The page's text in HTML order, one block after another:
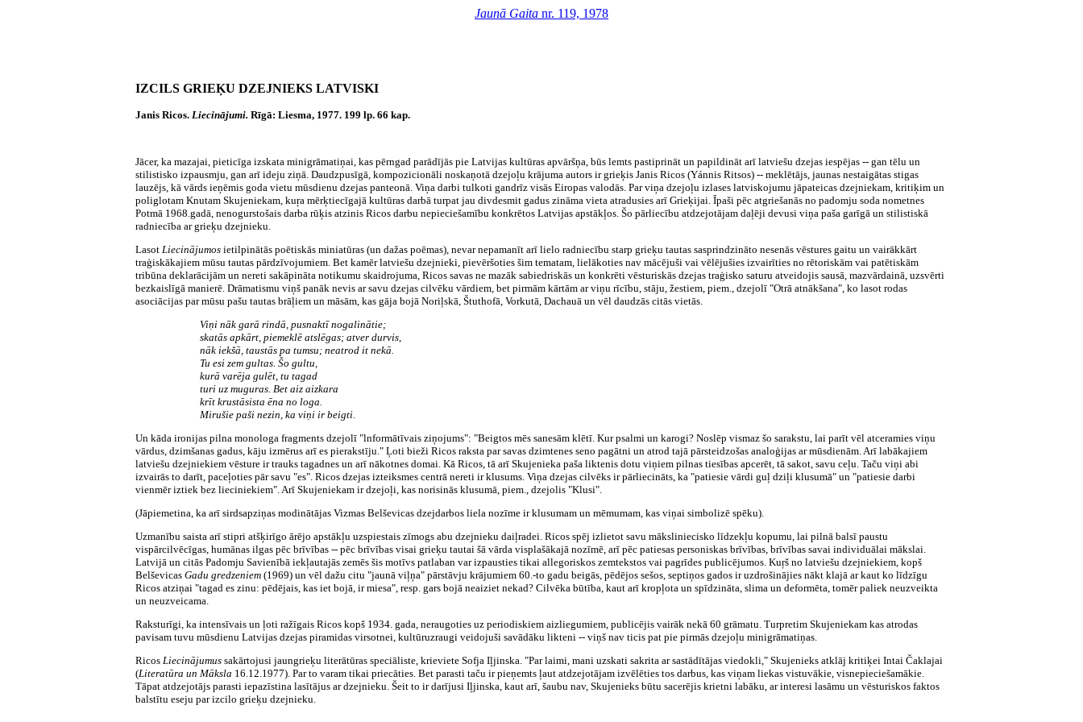
Jaunā Gaita nr. 119, 1978
IZCILS GRIEĶU DZEJNIEKS LATVISKI
Janis Ricos. Liecinājumi. Rīgā: Liesma, 1977. 199 lp. 66 kap.
Jācer, ka mazajai, pieticīga izskata minigrāmatiņai, kas pērngad parādījās pie Latvijas kultūras apvāršņa, būs lemts pastiprināt un papildināt arī latviešu dzejas iespējas -- gan tēlu un
stilistisko izpausmju, gan arī ideju ziņā. Daudzpusīgā, kompozicionāli noskaņotā dzejoļu krājuma autors ir grieķis Janis Ricos (Yánnis Ritsos) -- meklētājs, jaunas nestaigātas stigas
lauzējs, kā vārds ieņēmis goda vietu mūsdienu dzejas panteonā. Viņa darbi tulkoti gandrīz visās Eiropas valodās. Par viņa dzejoļu izlases latviskojumu jāpateicas dzejniekam, kritiķim un
poliglotam Knutam Skujeniekam, kuŗa mērķtiecīgajā kultūras darbā turpat jau divdesmit gadus zināma vieta atradusies arī Grieķijai. Īpaši pēc atgriešanās no padomju soda nometnes
Potmā 1968.gadā, nenogurstošais darba rūķis atzinis Ricos darbu nepieciešamību konkrētos Latvijas apstākļos. Šo pārliecību atdzejotājam daļēji devusi viņa paša garīgā un stilistiskā
radniecība ar grieķu dzejnieku.
Lasot Liecinājumos ietilpinātās poētiskās miniatūras (un dažas poēmas), nevar nepamanīt arī lielo radniecību starp grieķu tautas sasprindzināto nesenās vēstures gaitu un vairākkārt
traģiskākajiem mūsu tautas pārdzīvojumiem. Bet kamēr latviešu dzejnieki, pievēršoties šim tematam, lielākoties nav mācējuši vai vēlējušies izvairīties no rētoriskām vai patētiskām
tribūna deklarācijām un nereti sakāpināta notikumu skaidrojuma, Ricos savas ne mazāk sabiedriskās un konkrēti vēsturiskās dzejas traģisko saturu atveidojis sausā, mazvārdainā, uzsvērti
bezkaislīgā manierē. Drāmatismu viņš panāk nevis ar savu dzejas cilvēku vārdiem, bet pirmām kārtām ar viņu rīcību, stāju, žestiem, piem., dzejolī "Otrā atnākšana", ko lasot rodas
asociācijas par mūsu pašu tautas brāļiem un māsām, kas gāja bojā Noriļskā, Štuthofā, Vorkutā, Dachauā un vēl daudzās citās vietās.
Viņi nāk garā rindā, pusnaktī nogalinātie;
skatās apkārt, piemeklē atslēgas; atver durvis,
nāk iekšā, taustās pa tumsu; neatrod it nekā.
Tu esi zem gultas. Šo gultu,
kurā varēja gulēt, tu tagad
turi uz muguras. Bet aiz aizkara
krīt krustāsista ēna no loga.
Mirušie paši nezin, ka viņi ir beigti.
Un kāda ironijas pilna monologa fragments dzejolī "lnformātīvais ziņojums": "Beigtos mēs sanesām klētī. Kur psalmi un karogi? Noslēp vismaz šo sarakstu, lai parīt vēl atceramies viņu
vārdus, dzimšanas gadus, kāju izmērus arī es pierakstīju." Ļoti bieži Ricos raksta par savas dzimtenes seno pagātni un atrod tajā pārsteidzošas analoģijas ar mūsdienām. Arī labākajiem
latviešu dzejniekiem vēsture ir trauks tagadnes un arī nākotnes domai. Kā Ricos, tā arī Skujenieka paša liktenis dotu viņiem pilnas tiesības apcerēt, tā sakot, savu ceļu. Taču viņi abi
izvairās to darīt, paceļoties pār savu "es". Ricos dzejas izteiksmes centrā nereti ir klusums. Viņa dzejas cilvēks ir pārliecināts, ka "patiesie vārdi guļ dziļi klusumā" un "patiesie darbi
vienmēr iztiek bez lieciniekiem". Arī Skujeniekam ir dzejoļi, kas norisinās klusumā, piem., dzejolis "Klusi".
(Jāpiemetina, ka arī sirdsapziņas modinātājas Vizmas Belševicas dzejdarbos liela nozīme ir klusumam un mēmumam, kas viņai simbolizē spēku).
Uzmanību saista arī stipri atšķirīgo ārējo apstākļu uzspiestais zīmogs abu dzejnieku daiļradei. Ricos spēj izlietot savu māksliniecisko līdzekļu kopumu, lai pilnā balsī paustu
vispārcilvēcīgas, humānas ilgas pēc brīvības -- pēc brīvības visai grieķu tautai šā vārda visplašākajā nozīmē, arī pēc patiesas personiskas brīvības, brīvības savai individuālai mākslai.
Latvijā un citās Padomju Savienībā iekļautajās zemēs šis motīvs patlaban var izpausties tikai allegoriskos zemtekstos vai pagrīdes publicējumos. Kuŗš no latviešu dzejniekiem, kopš
Belševicas Gadu gredzeniem (1969) un vēl dažu citu "jaunā viļņa" pārstāvju krājumiem 60.-to gadu beigās, pēdējos sešos, septiņos gados ir uzdrošinājies nākt klajā ar kaut ko līdzīgu
Ricos atziņai "tagad es zinu: pēdējais, kas iet bojā, ir miesa", resp. gars bojā neaiziet nekad? Cilvēka būtība, kaut arī kropļota un spīdzināta, slima un deformēta, tomēr paliek neuzveikta
un neuzveicama.
Raksturīgi, ka intensīvais un ļoti ražīgais Ricos kopš 1934. gada, neraugoties uz periodiskiem aizliegumiem, publicējis vairāk nekā 60 grāmatu. Turpretim Skujeniekam kas atrodas
pavisam tuvu mūsdienu Latvijas dzejas piramidas virsotnei, kultūruzraugi veidojuši savādāku likteni -- viņš nav ticis pat pie pirmās dzejoļu minigrāmatiņas.
Ricos Liecinājumus sakārtojusi jaungrieķu literātūras speciāliste, krieviete Sofja Iļjinska. "Par laimi, mani uzskati sakrita ar sastādītājas viedokli," Skujenieks atklāj kritiķei Intai Čaklajai
(Literatūra un Māksla 16.12.1977). Par to varam tikai priecāties. Bet parasti taču ir pieņemts ļaut atdzejotājam izvēlēties tos darbus, kas viņam liekas vistuvākie, visnepieciešamākie.
Tāpat atdzejotājs parasti iepazīstina lasītājus ar dzejnieku. Šeit to ir darījusi Iļjinska, kaut arī, šaubu nav, Skujenieks būtu sacerējis krietni labāku, ar interesi lasāmu un vēsturiskos faktos
balstītu eseju par izcilo grieķu dzejnieku.